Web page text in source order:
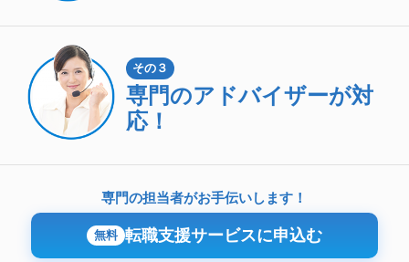
その３
専門のアドバイザーが対
応！
専門の担当者がお手伝いします！
無料 転職支援サービスに申込む